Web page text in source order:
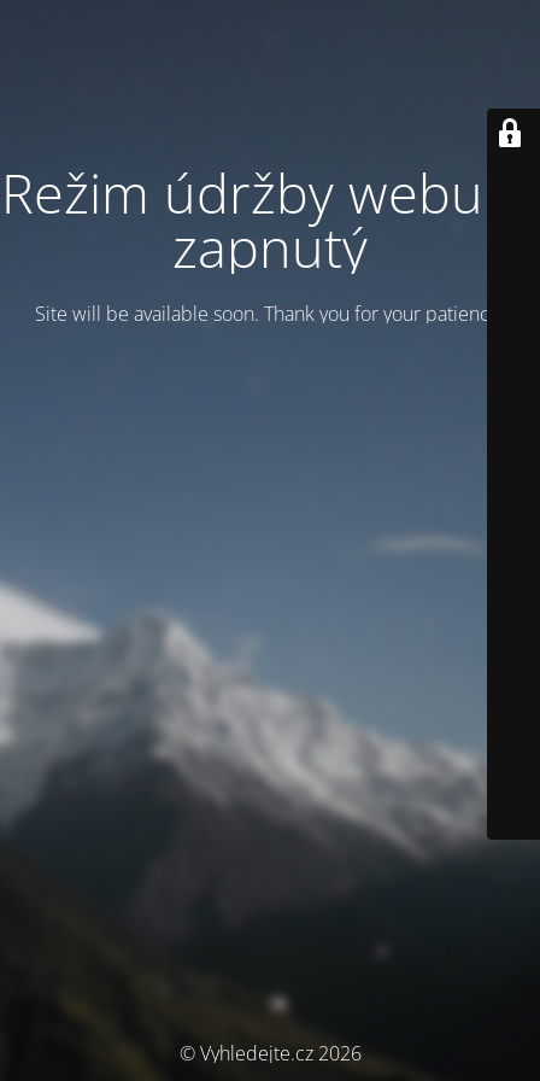
Režim údržby webu je
zapnutý
Site will be available soon. Thank you for your patience!
© Vyhledejte.cz 2026